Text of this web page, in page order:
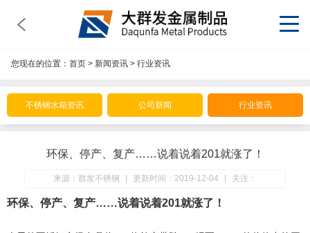
您现在的位置： 首页> 新闻资讯> 行业资讯
不锈钢水箱资讯 公司新闻 行业资讯
环保、停产、复产……说着说着201就涨了！
来源：群发不锈钢 更新时间：2019-12-04 关注：
环保、停产、复产……说着说着201就涨了！